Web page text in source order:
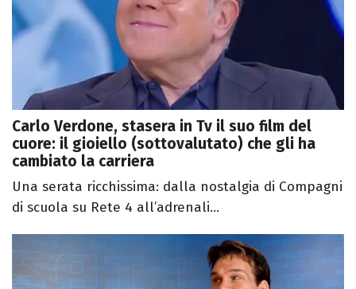
Carlo Verdone, stasera in Tv il suo film del
cuore: il gioiello (sottovalutato) che gli ha
cambiato la carriera
Una serata ricchissima: dalla nostalgia di Compagni
di scuola su Rete 4 all’adrenali...